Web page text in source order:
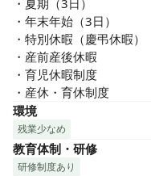
・夏期（3日）
・年末年始（3日）
・特別休暇（慶弔休暇）
・産前産後休暇
・育児休暇制度
・産休・育休制度
環境
残業少なめ
教育体制・研修
研修制度あり